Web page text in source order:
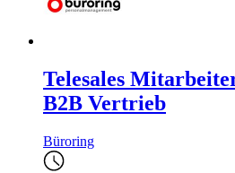
Telesales
B2B Vertrieb
Büroring